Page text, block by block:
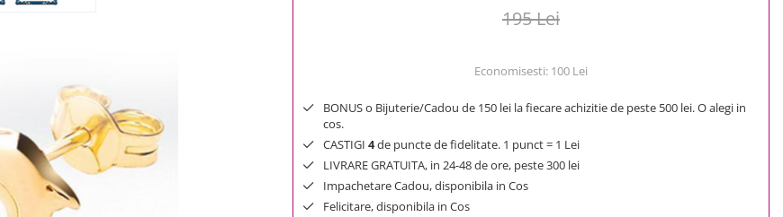
195 Lei
Economisesti: 100 Lei
BONUS o Bijuterie/Cadou de 150 lei la fiecare achizitie de peste 500 lei. O alegi in
cos.
CASTIGI 4de puncte de fidelitate. 1 punct = 1 Lei
LIVRARE GRATUITA, in 24-48 de ore, peste 300 lei
Impachetare Cadou, disponibila in Cos
Felicitare, disponibila in Cos